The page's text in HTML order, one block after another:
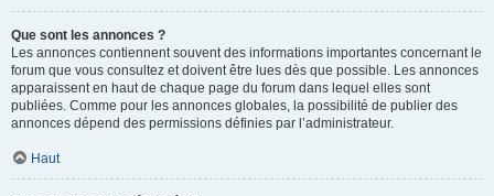
Que sont les annonces ?
Les annonces contiennent souvent des informations importantes concernant le
forum que vous consultez et doivent être lues dès que possible. Les annonces
apparaissent en haut de chaque page du forum dans lequel elles sont
publiées. Comme pour les annonces globales, la possibilité de publier des
annonces dépend des permissions définies par l’administrateur.
Haut